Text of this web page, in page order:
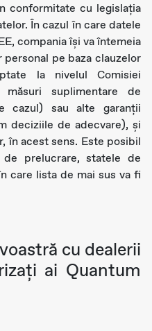
conformitate cu legislația
În cazul în care datele
compania își va întemeia
pe baza clauzelor
la nivelul Comisiei
suplimentare de
cazul) sau alte garanții
deciziile de adecvare), și
în acest sens. Este posibil
prelucrare, statele de
care lista de mai sus va fi
cu dealerii
ai Quantum